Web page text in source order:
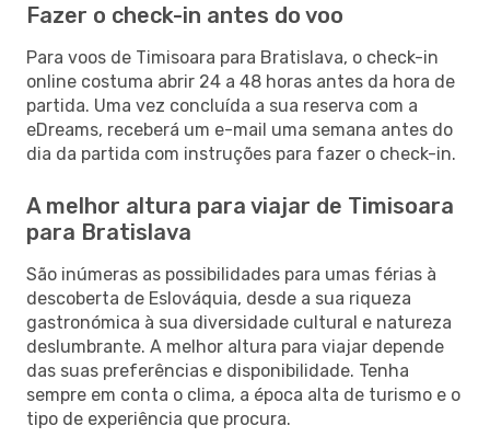
Fazer o check-in antes do voo
Para voos de Timisoara para Bratislava, o check-in
online costuma abrir 24 a 48 horas antes da hora de
partida. Uma vez concluída a sua reserva com a
eDreams, receberá um e-mail uma semana antes do
dia da partida com instruções para fazer o check-in.
A melhor altura para viajar de Timisoara
para Bratislava
São inúmeras as possibilidades para umas férias à
descoberta de Eslováquia, desde a sua riqueza
gastronómica à sua diversidade cultural e natureza
deslumbrante. A melhor altura para viajar depende
das suas preferências e disponibilidade. Tenha
sempre em conta o clima, a época alta de turismo e o
tipo de experiência que procura.